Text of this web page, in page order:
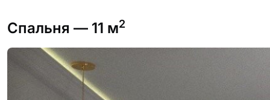
Спальня — 11 м2